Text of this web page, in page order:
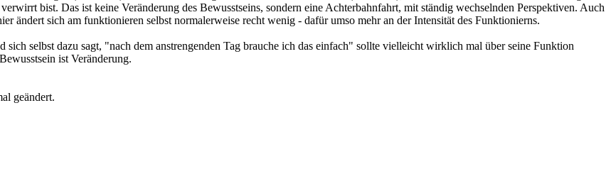
bist. Das ist keine Veränderung des Bewusstseins, sondern eine Achterbahnfahrt, mit ständig wechselnden Perspektiven. Auch
ändert sich am funktionieren selbst normalerweise recht wenig - dafür umso mehr an der Intensität des Funktionierns.
selbst dazu sagt, "nach dem anstrengenden Tag brauche ich das einfach" sollte vielleicht wirklich mal über seine Funktion
ist Veränderung.
geändert.